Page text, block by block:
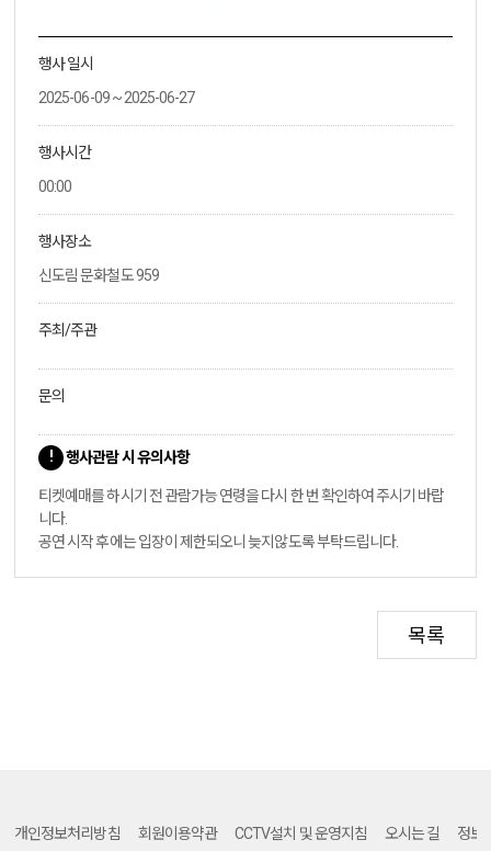
행사 일시
2025-06-09 ~ 2025-06-27
행사시간
00:00
행사장소
신도림 문화철도 959
주최/주관
문의
행사관람 시 유의사항
티켓예매를 하시기 전 관람가능 연령을 다시 한 번 확인하여 주시기 바랍
니다.
공연 시작 후에는 입장이 제한되오니 늦지않도록 부탁드립니다.
목록
개인정보처리방침 회원이용약관 CCTV설치 및 운영지침 오시는 길 정보